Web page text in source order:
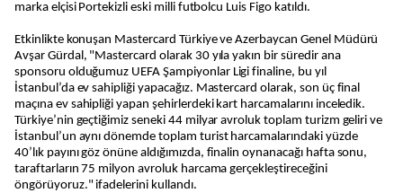
marka elçisi Portekizli eski milli futbolcu Luis Figo katıldı.
Etkinlikte konuşan Mastercard Türkiye ve Azerbaycan Genel Müdürü
Avşar Gürdal, "Mastercard olarak 30 yıla yakın bir süredir ana
sponsoru olduğumuz UEFA Şampiyonlar Ligi finaline, bu yıl
İstanbul’da ev sahipliği yapacağız. Mastercard olarak, son üç final
maçına ev sahipliği yapan şehirlerdeki kart harcamalarını inceledik.
Türkiye’nin geçtiğimiz seneki 44 milyar avroluk toplam turizm geliri ve
İstanbul’un aynı dönemde toplam turist harcamalarındaki yüzde
40’lık payını göz önüne aldığımızda, finalin oynanacağı hafta sonu,
taraftarların 75 milyon avroluk harcama gerçekleştireceğini
öngörüyoruz." ifadelerini kullandı.